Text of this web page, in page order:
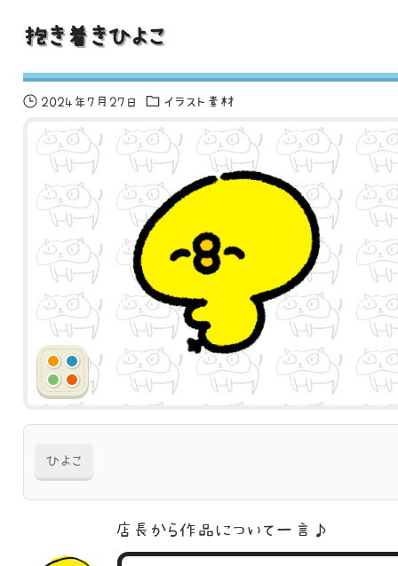
抱き着きひよこ
2024年7月27日 イラスト素材
ひよこ
店長から作品に ついて一言♪